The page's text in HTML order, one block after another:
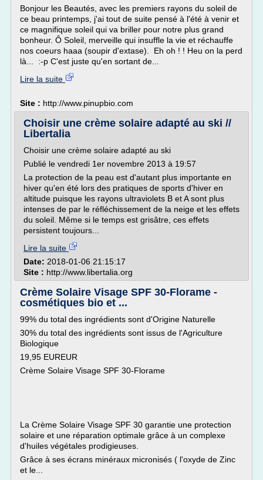
Bonjour les Beautés, avec les premiers rayons du soleil de
ce beau printemps, j'ai tout de suite pensé à l'été à venir et
ce magnifique soleil qui va briller pour notre plus grand
bonheur. Ô Soleil, merveille qui insuffle la vie et réchauffe
nos coeurs haaa (soupir d'extase). Eh oh ! ! Heu on la perd
là... :-p C'est juste qu'en sortant de...
Lire la suite
Site : http://www.pinupbio.com
Choisir une crème solaire adapté au ski //
Libertalia
Choisir une crème solaire adapté au ski
Publié le vendredi 1er novembre 2013 à 19:57
La protection de la peau est d'autant plus importante en
hiver qu'en été lors des pratiques de sports d'hiver en
altitude puisque les rayons ultraviolets B et A sont plus
intenses de par le réfléchissement de la neige et les effets
du soleil. Même si le temps est grisâtre, ces effets
persistent toujours...
Lire la suite
Date: 2018-01-06 21:15:17
Site : http://www.libertalia.org
Crème Solaire Visage SPF 30-Florame -
cosmétiques bio et ...
99% du total des ingrédients sont d'Origine Naturelle
30% du total des ingrédients sont issus de l'Agriculture
Biologique
19,95 EUREUR
Crème Solaire Visage SPF 30-Florame
La Crème Solaire Visage SPF 30 garantie une protection
solaire et une réparation optimale grâce à un complexe
d'huiles végétales prodigieuses.
Grâce à ses écrans minéraux micronisés ( l'oxyde de Zinc
et le...